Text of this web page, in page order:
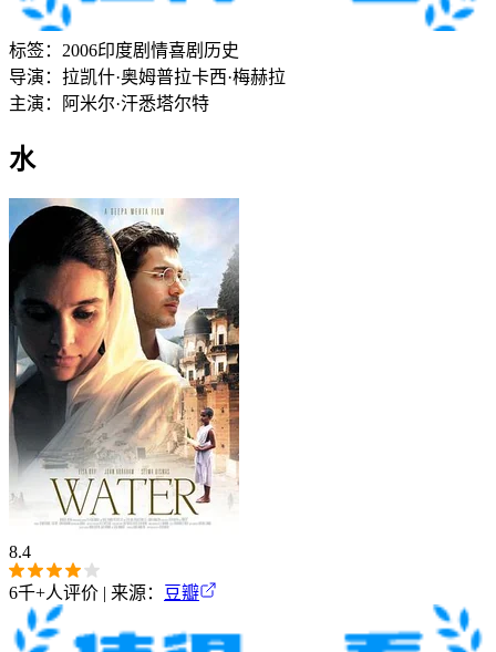
标签： 2006印度剧情喜剧 历史
导演： 拉凯什·奥姆普拉卡西·梅赫拉
主演：
阿米尔·汗悉塔尔特
水
8.4
6千+人评价 | 来源： 豆瓣